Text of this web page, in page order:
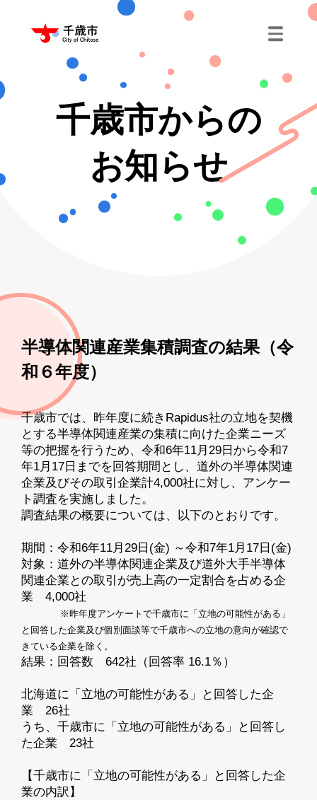
千歳市からの
お知らせ
半導体関連産業集積調査の結果（令
和６年度）
千歳市では、昨年度に続きRapidus社の立地を契機
とする半導体関連産業の集積に向けた企業ニーズ
等の把握を行うため、令和6年11月29日から令和7
年1月17日までを回答期間とし、道外の半導体関連
企業及びその取引企業計4,000社に対し、アンケー
ト調査を実施しました。
調査結果の概要については、以下のとおりです。
期間：令和6年11月29日(金) ～令和7年1月17日(金)
対象：道外の半導体関連企業及び道外大手半導体
関連企業との取引が売上高の一定割合を占める企
業 4,000社
※昨年度アンケートで千歳市に「立地の可能性がある」
と回答した企業及び個別面談等で千歳市への立地の意向が確認で
きている企業を除く。
結果：回答数 642社（回答率 16.1％）
北海道に「立地の可能性がある」と回答した企
業 26社
うち、千歳市に「立地の可能性がある」と回答し
た企業 23社
【千歳市に「立地の可能性がある」と回答した企
業の内訳】